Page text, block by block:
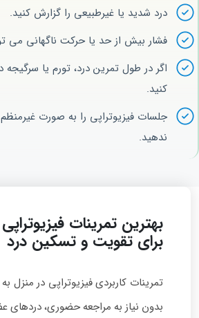
درد شدید یا غیرطبیعی را گزارش کنید.
فشار بیش از حد یا حرکت ناگهانی می‌
اگر در طول تمرین درد، تورم یا سرگیجه
کنید.
جلسات فیزیوتراپی را به‌ صورت
ندهید.
بهترین تمرینات
برای تقویت و تسکین درد
تمرینات کاربردی فیزیوتراپی در
بدون نیاز به مراجعه حضوری، دردهای